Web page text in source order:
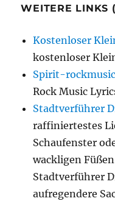
WEITERE LINKS
Kostenloser
kostenloser
Spirit-
Rock Music
Stadtverführer
raffiniertestes
Schaufenster
wackligen
Stadtverführer
aufregendere